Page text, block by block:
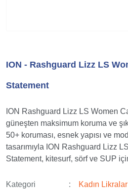
ION - Rashguard Lizz LS
Statement
ION Rashguard Lizz LS Women
güneşten maksimum koruma ve
50+ koruması, esnek yapısı ve
tasarımıyla ION Rashguard Lizz
Statement, kitesurf, sörf ve SUP
Kategori
Kadın